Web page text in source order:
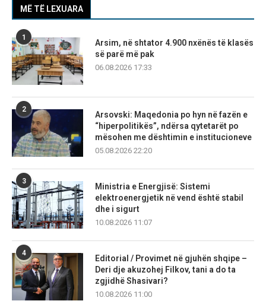
MË TË LEXUARA
1
Arsim, në shtator 4.900 nxënës të klasës
së parë më pak
06.08.2026 17:33
2
Arsovski: Maqedonia po hyn në fazën e
“hiperpolitikës”, ndërsa qytetarët po
mësohen me dështimin e institucioneve
05.08.2026 22:20
3
Ministria e Energjisë: Sistemi
elektroenergjetik në vend është stabil
dhe i sigurt
10.08.2026 11:07
4
Editorial / Provimet në gjuhën shqipe –
Deri dje akuzohej Filkov, tani a do ta
zgjidhë Shasivari?
10.08.2026 11:00